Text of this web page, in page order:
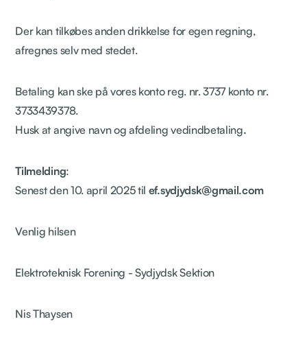
Der kan tilkøbes anden drikkelse for egen regning,
afregnes selv med stedet.
Betaling kan ske på vores konto reg. nr. 3737 konto nr.
3733439378.
Husk at angive navn og afdeling vedindbetaling.
Tilmelding:
Senest den 10. april 2025 til ef.sydjydsk@gmail.com
Venlig hilsen
Elektroteknisk Forening - Sydjydsk Sektion
Nis Thaysen